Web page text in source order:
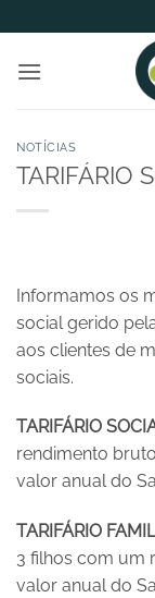
to
content
NOTÍCIAS
TARIFÁRIO
Informamos os
social gerido
aos clientes de
sociais.
TARIFÁRIO
rendimento
valor anual do
TARIFÁRIO
3 filhos com um
valor anual do